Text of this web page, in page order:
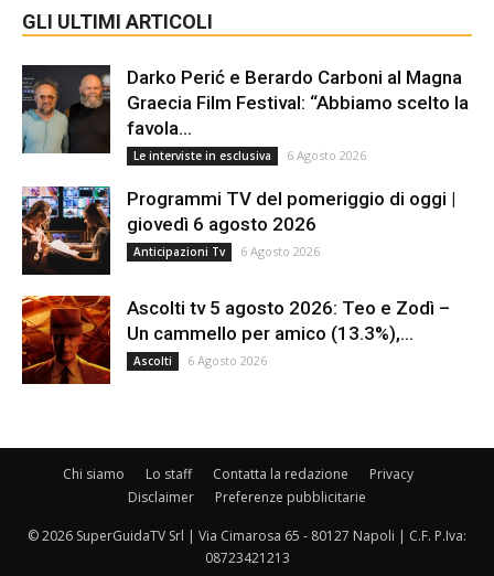
GLI ULTIMI ARTICOLI
Darko Perić e Berardo Carboni al Magna
Graecia Film Festival: “Abbiamo scelto la
favola...
Le interviste in esclusiva 6 Agosto 2026
Programmi TV del pomeriggio di oggi |
giovedì 6 agosto 2026
Anticipazioni Tv 6 Agosto 2026
Ascolti tv 5 agosto 2026: Teo e Zodì –
Un cammello per amico (13.3%),...
Ascolti 6 Agosto 2026
Chi siamo Lo staff Contatta la redazione
Privacy
Disclaimer
Preferenze pubblicitarie
© 2026 SuperGuidaTV Srl | Via Cimarosa 65 - 80127 Napoli | C.F. P.Iva:
08723421213